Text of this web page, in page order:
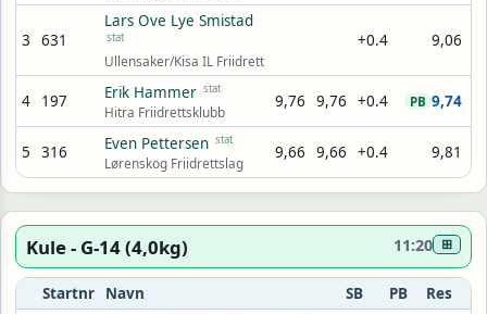
3 631
Lars Ove Lye Smistad
stat
Ullensaker/Kisa IL Friidrett
+0.4 9,06
4 197 Erik Hammer stat
Hitra Friidrettsklubb
9,76 9,76 +0.4 9,74
PB
5 316 Even Pettersen stat
Lørenskog Friidrettslag
9,66 9,66 +0.4 9,81
Kule - G-14 (4,0kg) 11:20 ⊞
Startnr Navn SB PB Res